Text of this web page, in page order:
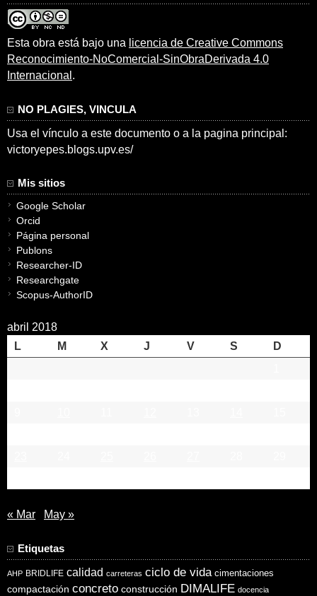
Esta obra está bajo una licencia de Creative Commons
Reconocimiento-NoComercial-SinObraDerivada 4.0
Internacional .
NO PLAGIES, VINCULA
Usa el vínculo a este documento o a la pagina principal:
victoryepes.blogs.upv.es/
Mis sitios
Google Scholar
Orcid
Página personal
Publons
Researcher-ID
Researchgate
Scopus-AuthorID
abril 2018
L
M X J V S
D
« Mar May »
Etiquetas
AHP BRIDLIFE calidad carreteras ciclo de vida cimentaciones
compactación concreto construcción DIMALIFE docencia